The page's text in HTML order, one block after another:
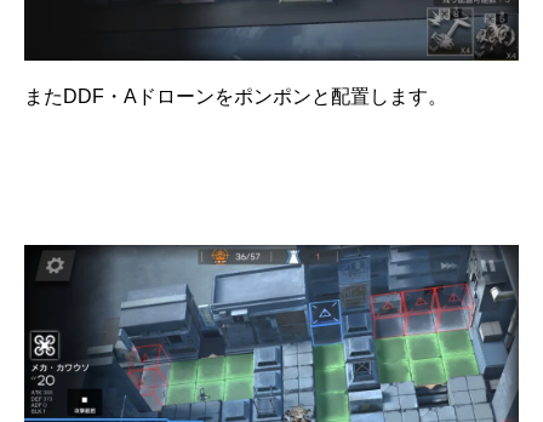
またDDF・Aドローンをポンポンと配置します。